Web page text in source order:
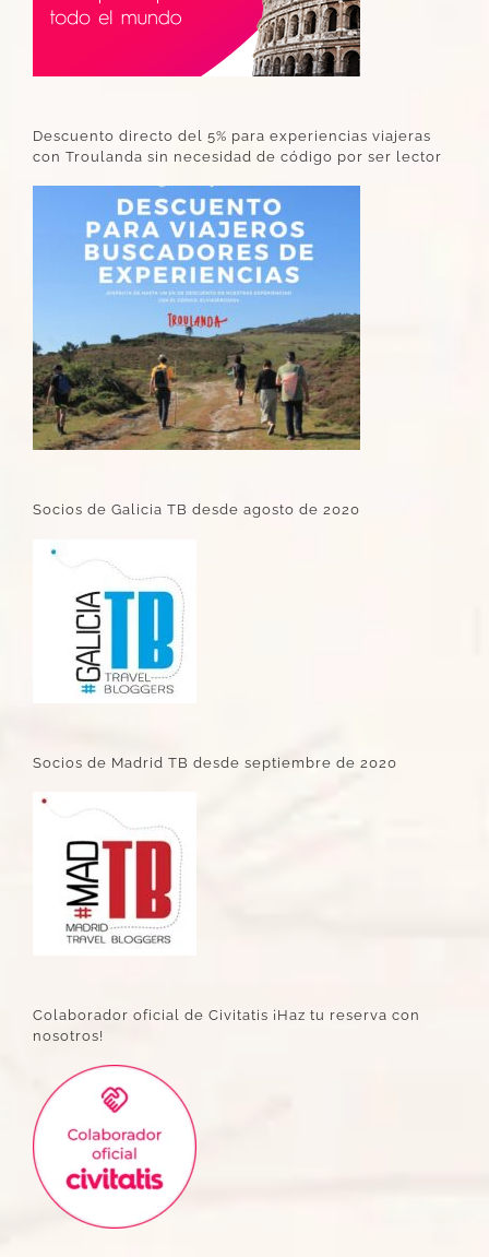
Descuento directo del 5% para experiencias viajeras
con Troulanda sin necesidad de código por ser lector
Socios de Galicia TB desde agosto de 2020
Socios de Madrid TB desde septiembre de 2020
Colaborador oficial de Civitatis ¡Haz tu reserva con
nosotros!